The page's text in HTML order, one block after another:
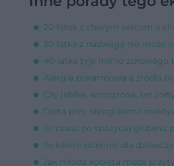
20-latek z chorym sercem a
30-latka z nadwagą nie może
40-latka tyje mimo zdrowego
Alergia pokarmowa a źródła
Czy jabłka, winogrona, ser
Dieta przy hipoglikemii
Ile czasu po spożyciu glutenu
Ile kalorii dziennie dla
Jak młoda kobieta może